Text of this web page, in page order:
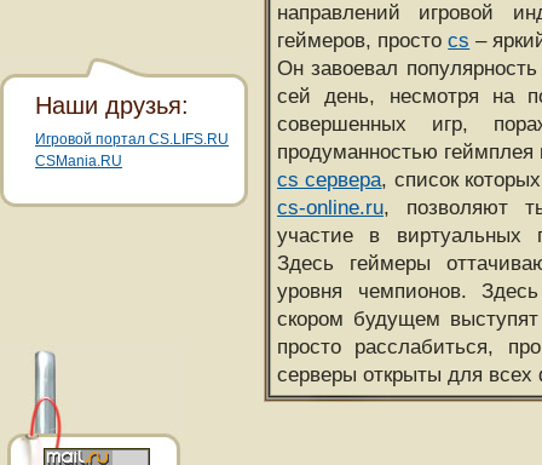
направлений игровой
геймеров, простоcs –
Он завоевал
сей день, несмотря на
совершенных игр,
продуманностью
cs сервера, список
cs-online.ru, позволяют
участие в виртуальных
Здесь геймеры
уровня чемпионов.
скором будущем
просто расслабиться,
серверы открыты для всех
Наши друзья:
Игровой портал CS.LIFS.RU
CSMania.RU